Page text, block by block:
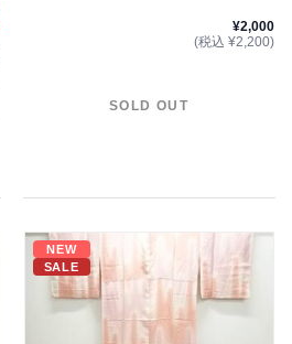
¥2,000
(税込 ¥2,200)
SOLD OUT
NEW
SALE